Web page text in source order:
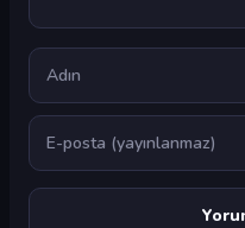
Ad
E-posta